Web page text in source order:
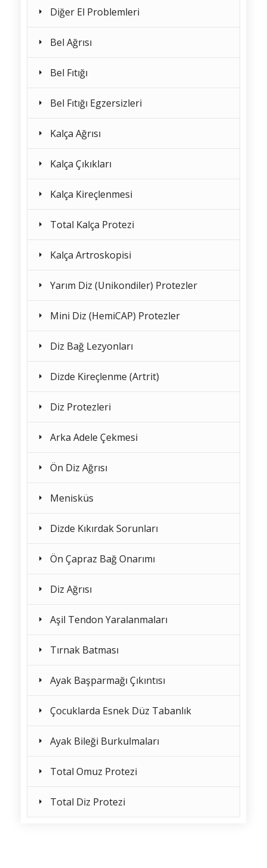
Diğer El Problemleri
Bel Ağrısı
Bel Fıtığı
Bel Fıtığı Egzersizleri
Kalça Ağrısı
Kalça Çıkıkları
Kalça Kireçlenmesi
Total Kalça Protezi
Kalça Artroskopisi
Yarım Diz (Unikondiler) Protezler
Mini Diz (HemiCAP) Protezler
Diz Bağ Lezyonları
Dizde Kireçlenme (Artrit)
Diz Protezleri
Arka Adele Çekmesi
Ön Diz Ağrısı
Menisküs
Dizde Kıkırdak Sorunları
Ön Çapraz Bağ Onarımı
Diz Ağrısı
Aşil Tendon Yaralanmaları
Tırnak Batması
Ayak Başparmağı Çıkıntısı
Çocuklarda Esnek Düz Tabanlık
Ayak Bileği Burkulmaları
Total Omuz Protezi
Total Diz Protezi